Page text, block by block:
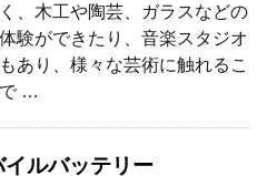
、木工や陶芸、ガラスなどの
験ができたり、音楽スタジオ
あり、様々な芸術に触れるこ
…
イルバッテリー